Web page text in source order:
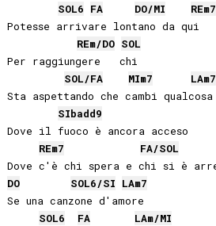
SOL6 FA DO/MI REm7
Potesse arrivare lontano da qui
REm/DO SOL
Per raggiungere   chi
SOL/FA MIm7 LAm7
Sta aspettando che cambi qualcosa
SIbadd9
Dove il fuoco è ancora acceso
REm7 FA/SOL
DO
SOL6/SI LAm7
Se una canzone d'amore
SOL6 FA LAm/MI